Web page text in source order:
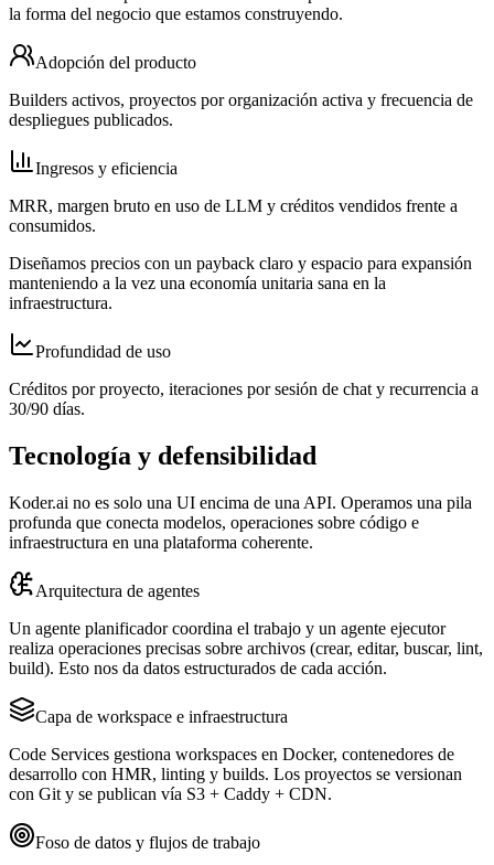
la forma del negocio que estamos construyendo.
Adopción del producto
Builders activos, proyectos por organización activa y frecuencia de
despliegues publicados.
Ingresos y eficiencia
MRR, margen bruto en uso de LLM y créditos vendidos frente a
consumidos.
Diseñamos precios con un payback claro y espacio para expansión
manteniendo a la vez una economía unitaria sana en la
infraestructura.
Profundidad de uso
Créditos por proyecto, iteraciones por sesión de chat y recurrencia a
30/90 días.
Tecnología y defensibilidad
Koder.ai no es solo una UI encima de una API. Operamos una pila
profunda que conecta modelos, operaciones sobre código e
infraestructura en una plataforma coherente.
Arquitectura de agentes
Un agente planificador coordina el trabajo y un agente ejecutor
realiza operaciones precisas sobre archivos (crear, editar, buscar, lint,
build). Esto nos da datos estructurados de cada acción.
Capa de workspace e infraestructura
Code Services gestiona workspaces en Docker, contenedores de
desarrollo con HMR, linting y builds. Los proyectos se versionan
con Git y se publican vía S3 + Caddy + CDN.
Foso de datos y flujos de trabajo